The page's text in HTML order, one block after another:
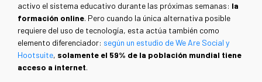
activo el sistema educativo durante las próximas semanas: la
formación online. Pero cuando la única alternativa posible
requiere del uso de tecnología, esta actúa también como
elemento diferenciador: según un estudio de We Are Social y
Hootsuite, solamente el 59% de la población mundial tiene
acceso a internet.